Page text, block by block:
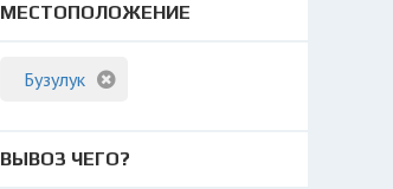
МЕСТОПОЛОЖЕНИЕ
Бузулук
ВЫВОЗ ЧЕГО?